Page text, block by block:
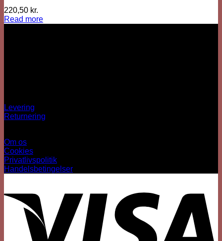
220,50 kr.
Read more
Levering
Returnering
Om os
Cookies
Privatlivspolitik
Handelsbetingelser